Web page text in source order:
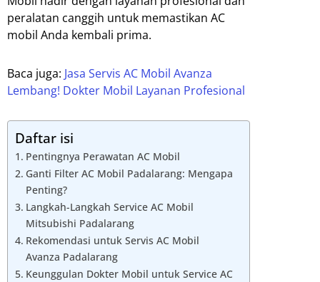
peralatan canggih untuk memastikan AC
mobil Anda kembali prima.
Baca juga: Jasa Servis AC Mobil Avanza
Lembang! Dokter Mobil Layanan Profesional
Daftar isi
Pentingnya Perawatan AC Mobil
Ganti Filter AC Mobil Padalarang: Mengapa
Penting?
Langkah-Langkah Service AC Mobil
Mitsubishi Padalarang
Rekomendasi untuk Servis AC Mobil
Avanza Padalarang
Keunggulan Dokter Mobil untuk Service AC